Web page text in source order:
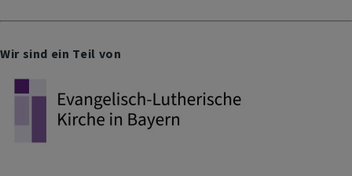
Wir sind ein Teil von